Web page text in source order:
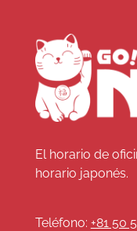
El horario de
horario japonés.
Teléfono: +81 50